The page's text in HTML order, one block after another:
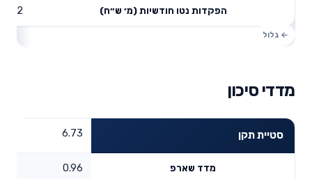
הפקדות נטו חודשיות (מ׳ ש״ח) 0.02
מדדי סיכון
סטיית תקן 6.73
מדד שארפ 0.96